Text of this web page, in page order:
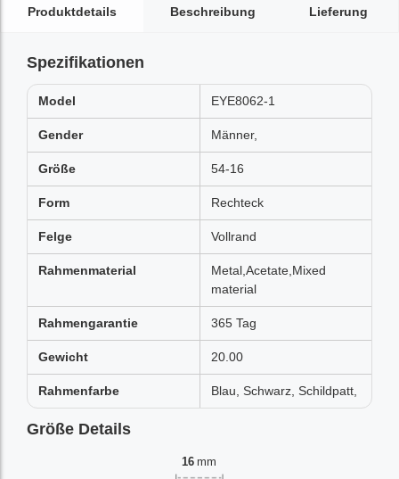
Produktdetails Beschreibung Lieferung
Spezifikationen
Model EYE8062-1
Gender Männer,
Größe 54-16
Form Rechteck
Felge Vollrand
Rahmenmaterial
Metal,Acetate,Mixed
material
Rahmengarantie 365 Tag
Gewicht 20.00
Rahmenfarbe Blau, Schwarz, Schildpatt,
Größe Details
16 mm